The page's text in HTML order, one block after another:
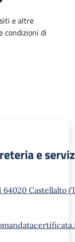
e altre
condizioni di
e
Castellalto